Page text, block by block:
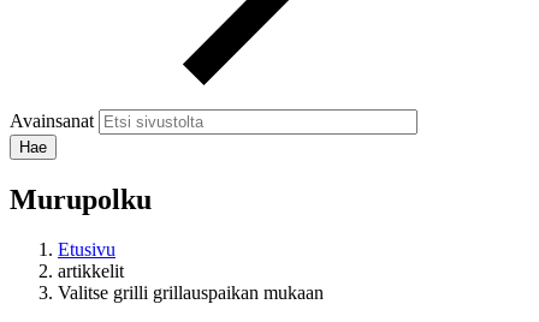
Avainsanat
Murupolku
Etusivu
artikkelit
Valitse grilli grillauspaikan mukaan